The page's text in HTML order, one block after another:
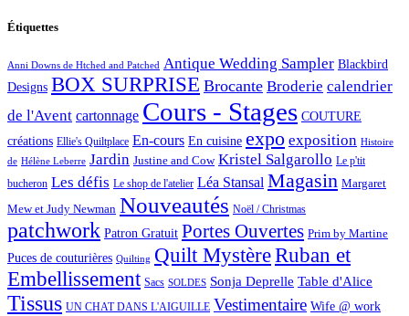
Étiquettes
Anni Downs de Htched and Patched Antique Wedding Sampler Blackbird
Designs BOX SURPRISE Brocante Broderie calendrier
de l'Avent cartonnage Cours - Stages COUTURE
créations Ellie's Quiltplace En-cours En cuisine expo exposition Histoire
de Hélène Leberre Jardin Justine and Cow Kristel Salgarollo Le p'tit
bucheron Les défis Le shop de l'atelier Léa Stansal Magasin Margaret
Mew et Judy Newman Nouveautés Noël / Christmas
patchwork Patron Gratuit Portes Ouvertes Prim by Martine
Puces de couturières Quilting Quilt MystèreRuban et
Embellissement Sacs SOLDES Sonja Deprelle Table d'Alice
Tissus UN CHAT DANS L'AIGUILLE Vestimentaire Wife @ work